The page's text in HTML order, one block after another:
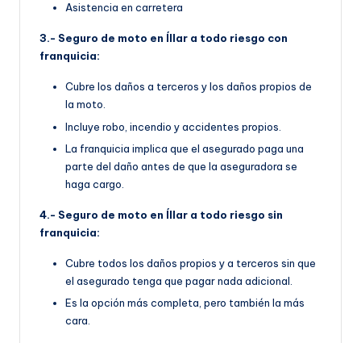
Asistencia en carretera
3.- Seguro de moto en Íllar a todo riesgo con
franquicia:
Cubre los daños a terceros y los daños propios de
la moto.
Incluye robo, incendio y accidentes propios.
La franquicia implica que el asegurado paga una
parte del daño antes de que la aseguradora se
haga cargo.
4.- Seguro de moto en Íllar a todo riesgo sin
franquicia:
Cubre todos los daños propios y a terceros sin que
el asegurado tenga que pagar nada adicional.
Es la opción más completa, pero también la más
cara.